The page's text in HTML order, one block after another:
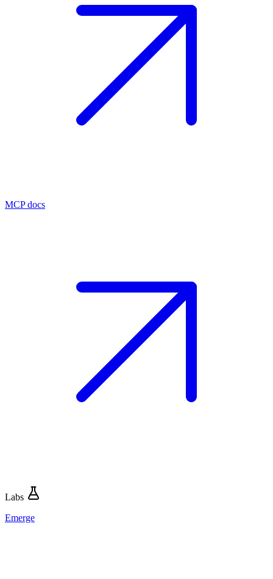
MCP docs
Labs
Emerge